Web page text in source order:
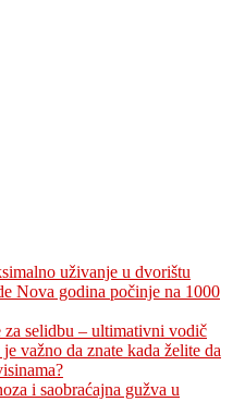
uživanje u dvorištu
Nova godina počinje na 1000
selidbu – ultimativni vodič
je važno da znate kada želite da
i saobraćajna gužva u